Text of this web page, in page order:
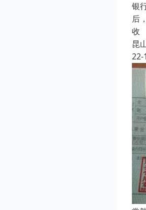
银
后
收
昆
22-